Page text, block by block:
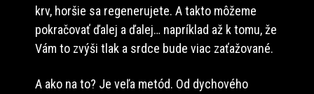
krv, horšie sa regenerujete. A takto môžeme
pokračovať ďalej a ďalej… napríklad až k tomu, že
Vám to zvýši tlak a srdce bude viac zaťažované.
A ako na to? Je veľa metód. Od dychového